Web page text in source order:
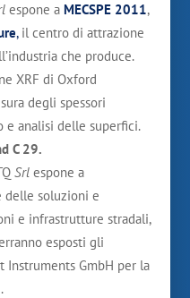
espone a MECSPE 2011,
,il centro di attrazione
che produce.
XRF di Oxford
degli spessori
analisi delle superfici.
C 29.
Q Srl espone a
delle soluzioni e
e infrastrutture stradali,
esposti gli
Instruments GmbH per la